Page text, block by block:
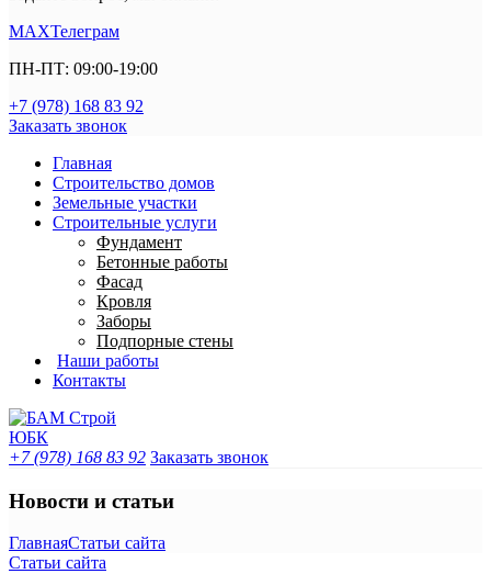
MAXТелеграм
ПН-ПТ: 09:00-19:00
+7 (978) 168 83 92
Заказать звонок
Главная
Строительство домов
Земельные участки
Строительные услуги
Фундамент
Бетонные работы
Фасад
Кровля
Заборы
Подпорные стены
Наши работы
Контакты
+7 (978) 168 83 92 Заказать звонок
Новости и статьи
ГлавнаяСтатьи сайта
Статьи сайта